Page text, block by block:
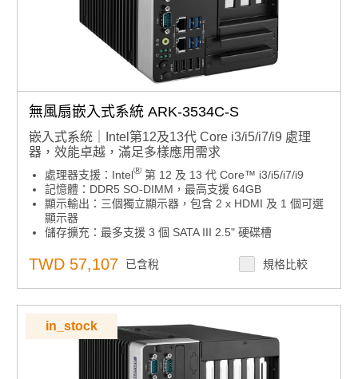
無風扇嵌入式系統 ARK-3534C-S
嵌入式系統｜Intel第12及13代 Core i3/i5/i7/i9 處理
器，效能卓越，滿足多樣應用需求
處理器支援：Intel® 第 12 及 13 代 Core™ i3/i5/i7/i9
記憶體：DDR5 SO-DIMM，最高支援 64GB
顯示輸出：三個獨立顯示器，包含 2 x HDMI 及 1 個可選
顯示器
儲存擴充：最多支援 3 個 SATA III 2.5" 硬碟槽
工作電壓：9~36 VDC
作業系統支援：相容 Windows 10 IoT/ Windows 11 IoT
管理功能：支援 DeviceOn 遠端監控
TWD 57,107 已含稅 規格比較
in_stock